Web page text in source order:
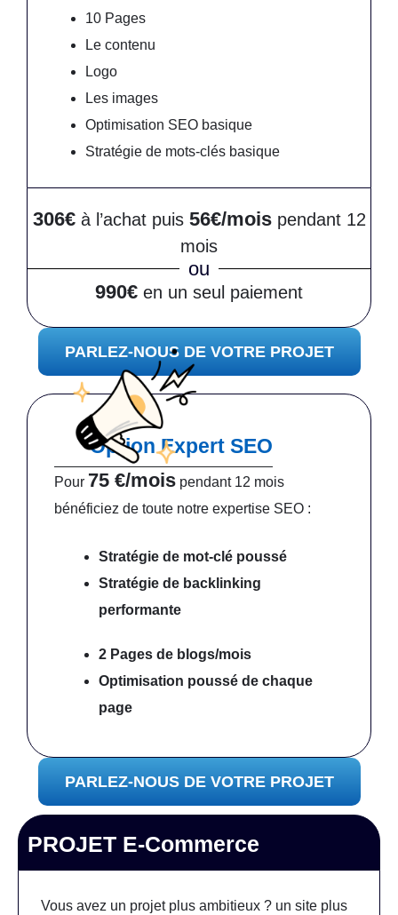
10 Pages
Le contenu
Logo
Les images
Optimisation SEO basique
Stratégie de mots-clés basique
306€ à l’achat puis 56€/mois pendant 12
mois
ou
990€ en un seul paiement
PARLEZ-NOUS DE VOTRE PROJET
Option Expert SEO
Pour 75 €/mois pendant 12 mois
bénéficiez de toute notre expertise SEO :
Stratégie de mot-clé poussé
Stratégie de backlinking
performante
2 Pages de blogs/mois
Optimisation poussé de chaque
page
PARLEZ-NOUS DE VOTRE PROJET
PROJET E-Commerce
Vous avez un projet plus ambitieux ? un site plus